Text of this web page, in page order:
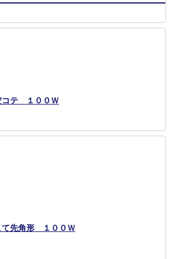
コテ １００Ｗ
先角形 １００Ｗ